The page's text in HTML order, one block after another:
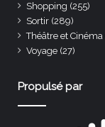
Shopping (255)
Sortir (289)
Théâtre et Cinéma
Voyage (27)
Propulsé par